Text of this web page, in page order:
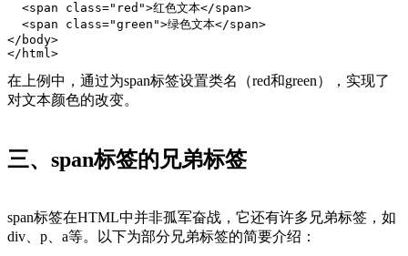
  <span class="red">红色文本</span>
  <span class="green">绿色文本</span>
</body>
</html>
在上例中，通过为span标签设置类名（red和green），实现了
对文本颜色的改变。
三、span标签的兄弟标签
span标签在HTML中并非孤军奋战，它还有许多兄弟标签，如
div、p、a等。以下为部分兄弟标签的简要介绍：